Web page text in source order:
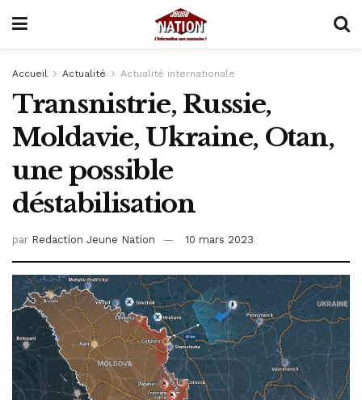
Accueil Actualité Actualité internationale
Transnistrie, Russie,
Moldavie, Ukraine, Otan,
une possible
déstabilisation
par Redaction Jeune Nation 10 mars 2023